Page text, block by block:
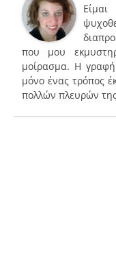
που μου
μοίρασμα. Η γραφή
μόνο ένας τρόπος
πολλών πλευρών